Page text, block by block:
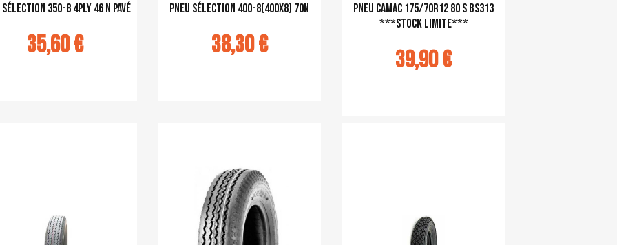
350-8 4PLY 46 N pavé
35,60 €
pneu sélection 400-8(400x8) 70N
38,30 €
pneu CAMAC 175/70R12 80 S BS313
***STOCK LIMITE***
39,90 €